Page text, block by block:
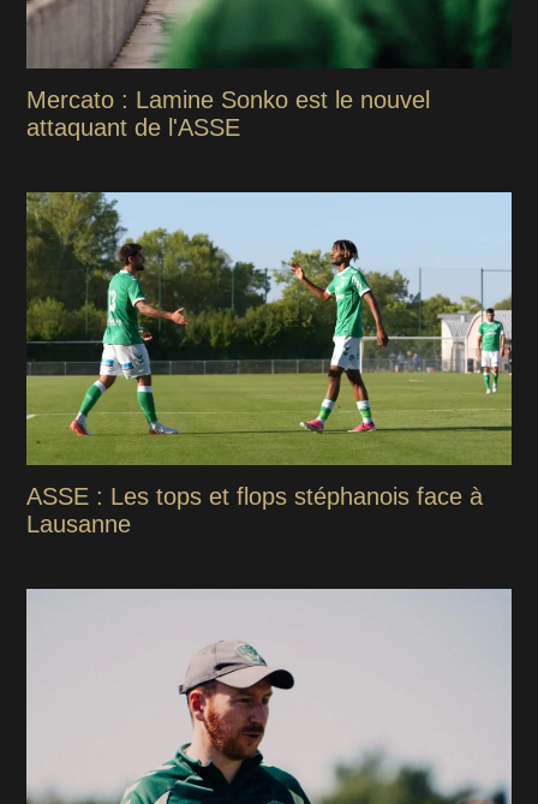
Mercato : Lamine Sonko est le nouvel
attaquant de l'ASSE
ASSE : Les tops et flops stéphanois face à
Lausanne